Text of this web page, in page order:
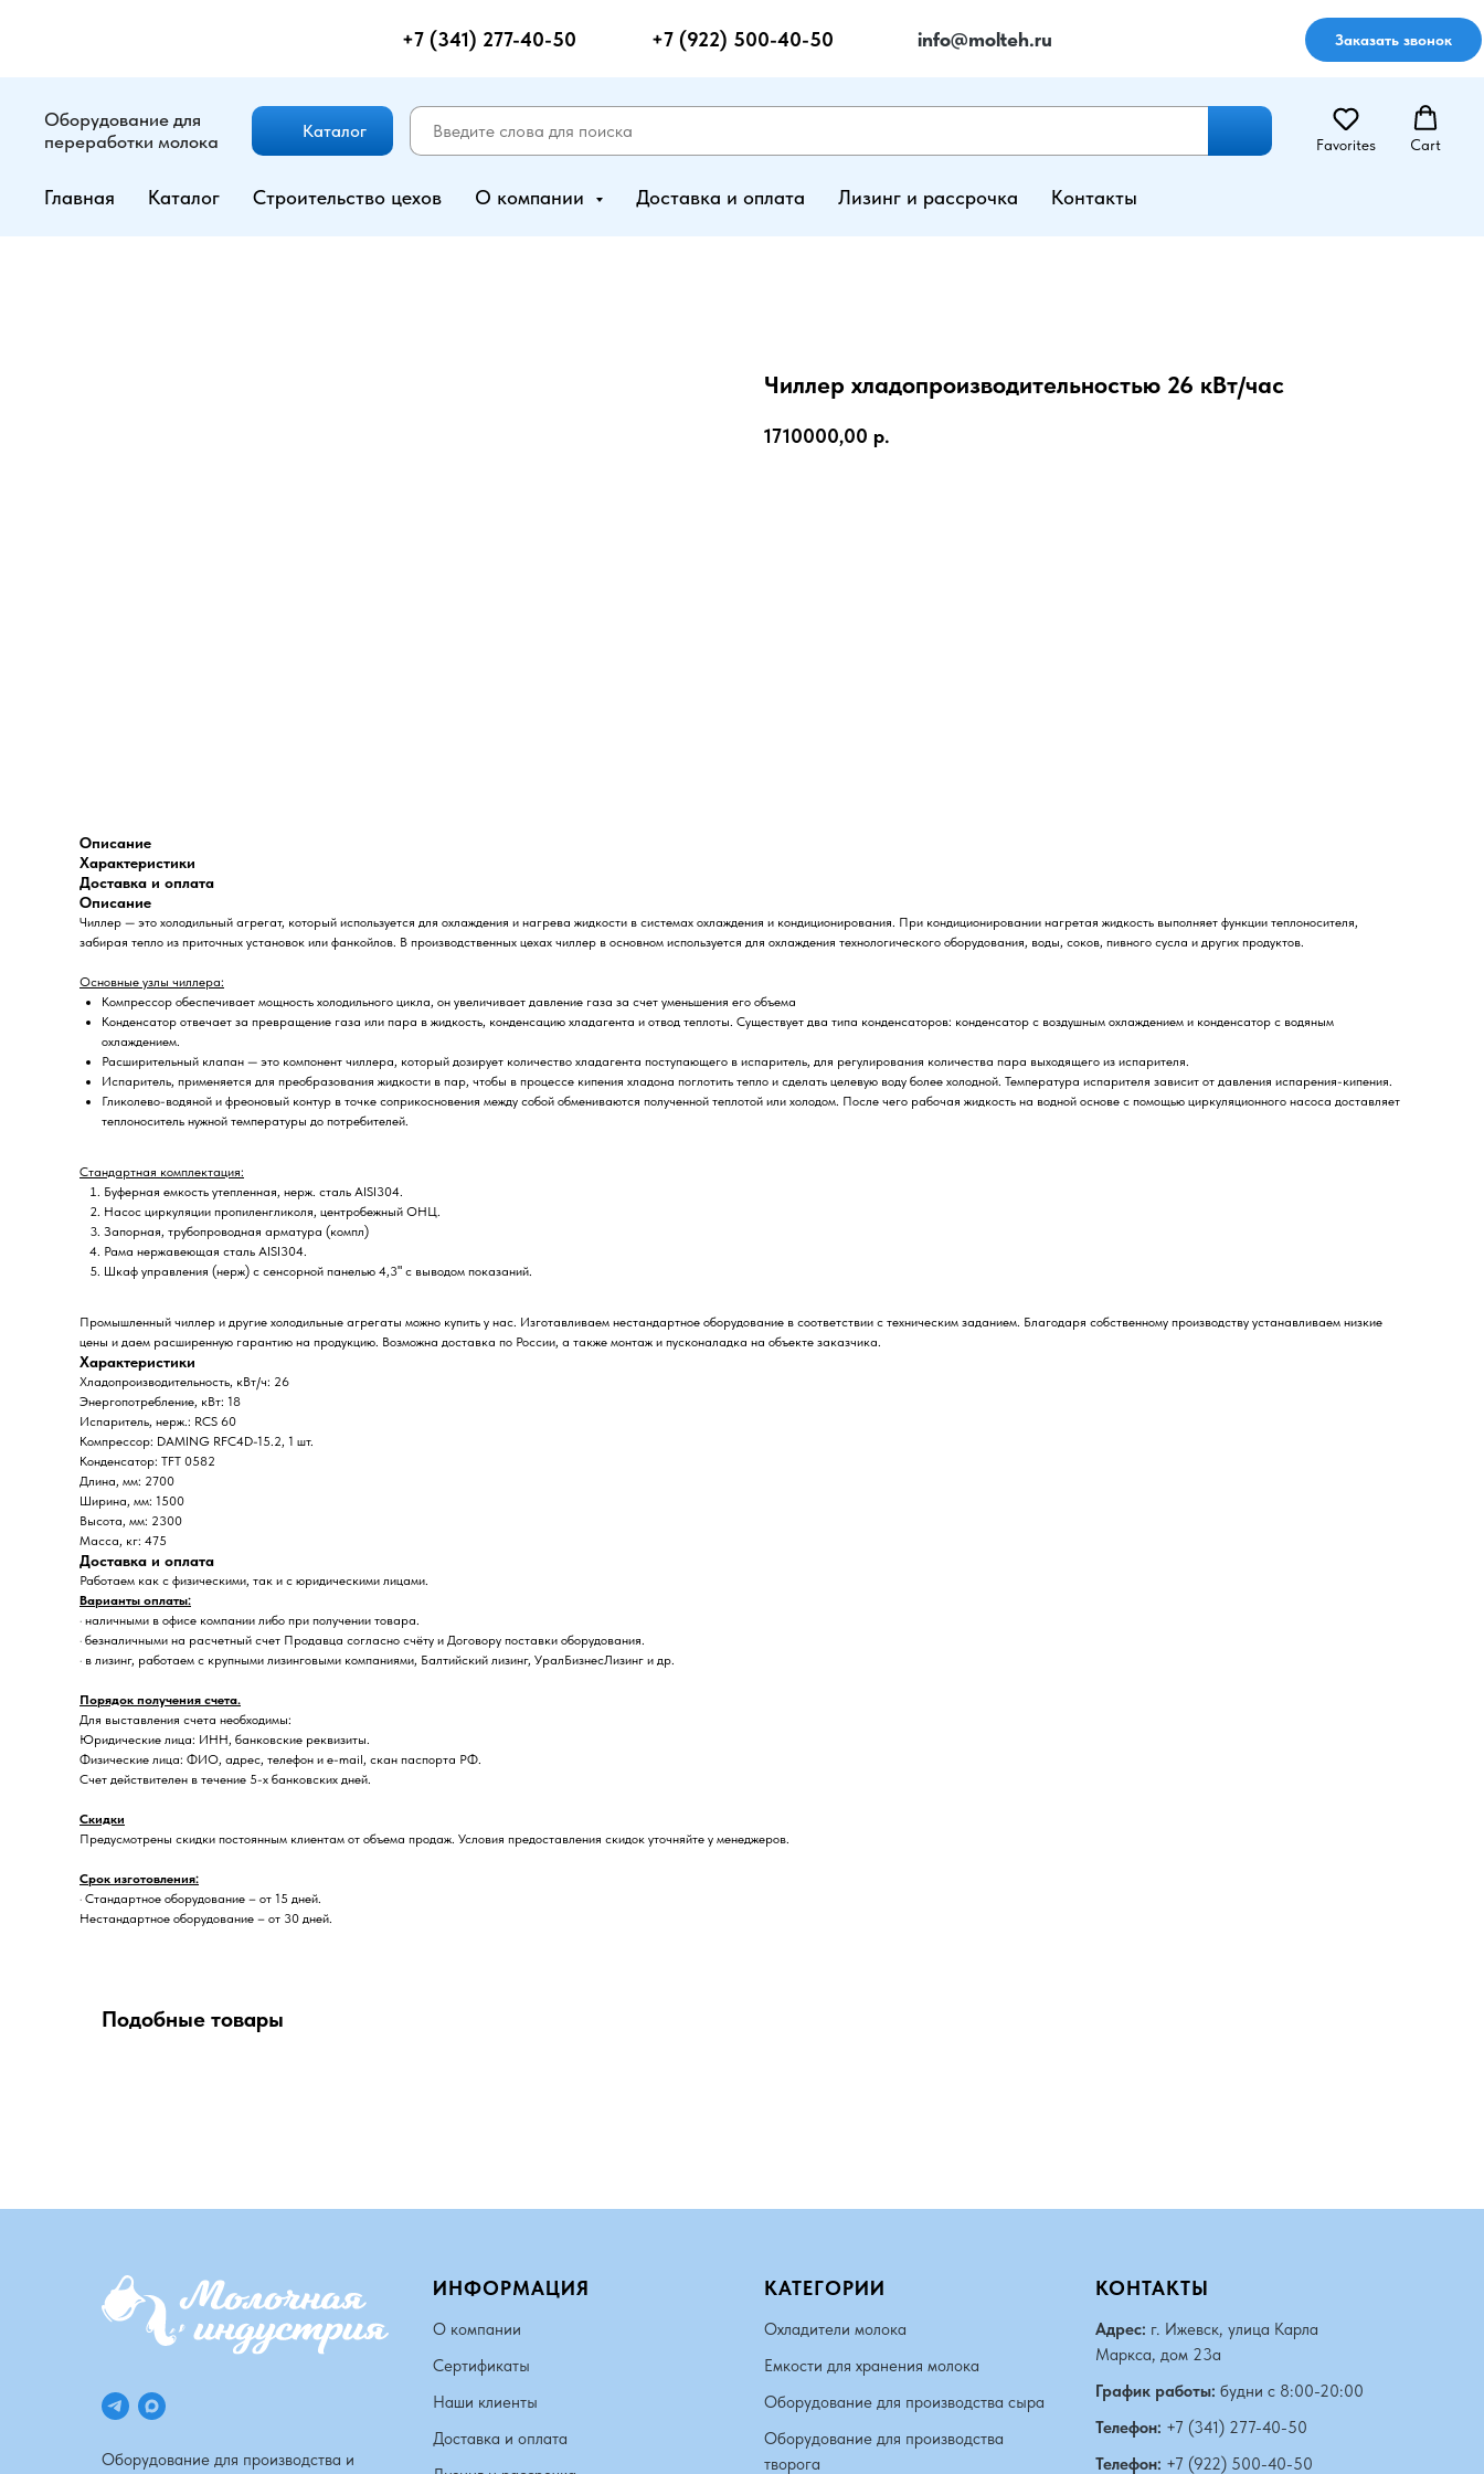
+7 (922) 500-40-50
+7 (341) 277-40-50 info@molteh.ru Заказать звонок
Оборудование для
переработки молока
Каталог
Favorites Cart
Главная Каталог Строительство цехов О компании Доставка и оплата Лизинг и рассрочка Контакты
Чиллер хладопроизводительностью 26 кВт/час
1710000,00 р.
Описание
Характеристики
Доставка и оплата
Описание
Чиллер — это холодильный агрегат, который используется для охлаждения и нагрева жидкости в системах охлаждения и кондиционирования. При кондиционировании нагретая жидкость выполняет функции теплоносителя,
забирая тепло из приточных установок или фанкойлов. В производственных цехах чиллер в основном используется для охлаждения технологического оборудования, воды, соков, пивного сусла и других продуктов.
Основные узлы чиллера:
Компрессор обеспечивает мощность холодильного цикла, он увеличивает давление газа за счет уменьшения его объема
Конденсатор отвечает за превращение газа или пара в жидкость, конденсацию хладагента и отвод теплоты. Существует два типа конденсаторов: конденсатор с воздушным охлаждением и конденсатор с водяным
охлаждением.
Расширительный клапан — это компонент чиллера, который дозирует количество хладагента поступающего в испаритель, для регулирования количества пара выходящего из испарителя.
Испаритель, применяется для преобразования жидкости в пар, чтобы в процессе кипения хладона поглотить тепло и сделать целевую воду более холодной. Температура испарителя зависит от давления испарения-кипения.
Гликолево-водяной и фреоновый контур в точке соприкосновения между собой обмениваются полученной теплотой или холодом. После чего рабочая жидкость на водной основе с помощью циркуляционного насоса доставляет
теплоноситель нужной температуры до потребителей.
Стандартная комплектация:
Буферная емкость утепленная, нерж. сталь AISI304.
Насос циркуляции пропиленгликоля, центробежный ОНЦ.
Запорная, трубопроводная арматура (компл)
Рама нержавеющая сталь AISI304.
Шкаф управления (нерж) с сенсорной панелью 4,3ʺ с выводом показаний.
Промышленный чиллер и другие холодильные агрегаты можно купить у нас. Изготавливаем нестандартное оборудование в соответствии с техническим заданием. Благодаря собственному производству устанавливаем низкие
цены и даем расширенную гарантию на продукцию. Возможна доставка по России, а также монтаж и пусконаладка на объекте заказчика.
Характеристики
Хладопроизводительность, кВт/ч: 26
Энергопотребление, кВт: 18
Испаритель, нерж.: RCS 60
Компрессор: DAMING RFC4D-15.2, 1 шт.
Конденсатор: TFT 0582
Длина, мм: 2700
Ширина, мм: 1500
Высота, мм: 2300
Масса, кг: 475
Доставка и оплата
Работаем как с физическими, так и с юридическими лицами.
Варианты оплаты:
· наличными в офисе компании либо при получении товара.
· безналичными на расчетный счет Продавца согласно счёту и Договору поставки оборудования.
· в лизинг, работаем с крупными лизинговыми компаниями, Балтийский лизинг, УралБизнесЛизинг и др.
Порядок получения счета.
Для выставления счета необходимы:
Юридические лица: ИНН, банковские реквизиты.
Физические лица: ФИО, адрес, телефон и e-mail, скан паспорта РФ.
Счет действителен в течение 5-х банковских дней.
Скидки
Предусмотрены скидки постоянным клиентам от объема продаж. Условия предоставления скидок уточняйте у менеджеров.
Срок изготовления:
· Стандартное оборудование – от 15 дней.
Нестандартное оборудование – от 30 дней.
Подобные товары
Оборудование для производства и
ИНФОРМАЦИЯ
О компании
Сертификаты
Наши клиенты
Доставка и оплата
КАТЕГОРИИ
Охладители молока
Емкости для хранения молока
Оборудование для производства сыра
Оборудование для производства
творога
КОНТАКТЫ
Адрес: г. Ижевск, улица Карла
Маркса, дом 23а
График работы: будни с 8:00-20:00
Телефон: +7 (341) 277-40-50
Телефон: +7 (922) 500-40-50